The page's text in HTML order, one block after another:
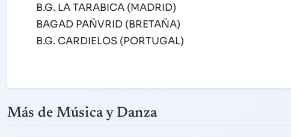
B.G. LA TARABICA (MADRID)
BAGAD PAÑVRID (BRETAÑA)
B.G. CARDIELOS (PORTUGAL)
Más de Música y Danza